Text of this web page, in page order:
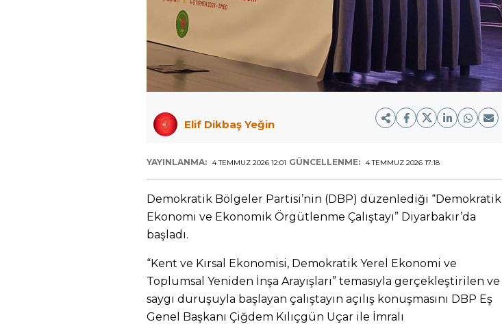
Elif Dikbaş Yeğin
YAYINLANMA: 4 TEMMUZ 2026 12:01 GÜNCELLENME: 4 TEMMUZ 2026 17:18
Demokratik Bölgeler Partisi’nin (DBP) düzenlediği “Demokratik
Ekonomi ve Ekonomik Örgütlenme Çalıştayı” Diyarbakır’da
başladı.
“Kent ve Kırsal Ekonomisi, Demokratik Yerel Ekonomi ve
Toplumsal Yeniden İnşa Arayışları” temasıyla gerçekleştirilen ve
saygı duruşuyla başlayan çalıştayın açılış konuşmasını DBP Eş
Genel Başkanı Çiğdem Kılıçgün Uçar ile İmralı